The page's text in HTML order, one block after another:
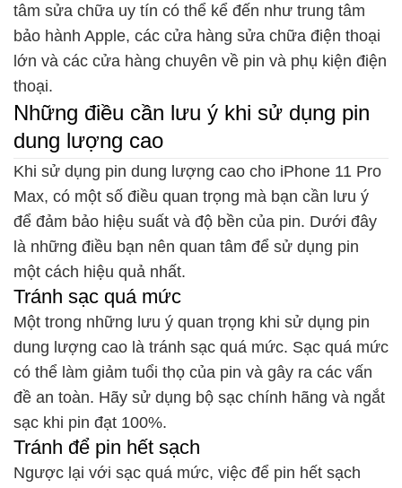
tâm sửa chữa uy tín có thể kể đến như trung tâm
bảo hành Apple, các cửa hàng sửa chữa điện thoại
lớn và các cửa hàng chuyên về pin và phụ kiện điện
thoại.
Những điều cần lưu ý khi sử dụng pin
dung lượng cao
Khi sử dụng pin dung lượng cao cho iPhone 11 Pro
Max, có một số điều quan trọng mà bạn cần lưu ý
để đảm bảo hiệu suất và độ bền của pin. Dưới đây
là những điều bạn nên quan tâm để sử dụng pin
một cách hiệu quả nhất.
Tránh sạc quá mức
Một trong những lưu ý quan trọng khi sử dụng pin
dung lượng cao là tránh sạc quá mức. Sạc quá mức
có thể làm giảm tuổi thọ của pin và gây ra các vấn
đề an toàn. Hãy sử dụng bộ sạc chính hãng và ngắt
sạc khi pin đạt 100%.
Tránh để pin hết sạch
Ngược lại với sạc quá mức, việc để pin hết sạch